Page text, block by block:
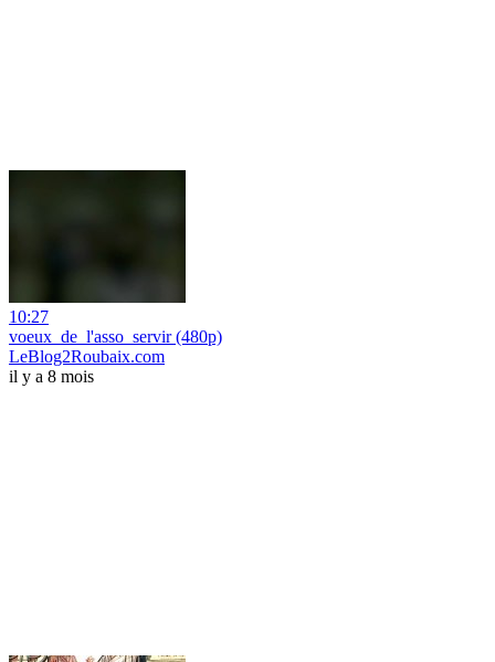
10:27
voeux_de_l'asso_servir (480p)
LeBlog2Roubaix.com
il y a 8 mois